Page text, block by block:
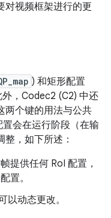
对视频框架进行的更
) 和矩形配置
，Codec2 (C2) 中还
两个键的用法与公共
会在运行阶段（在输
，如下所述：
提供任何 RoI 配置，
置。
以动态更改。